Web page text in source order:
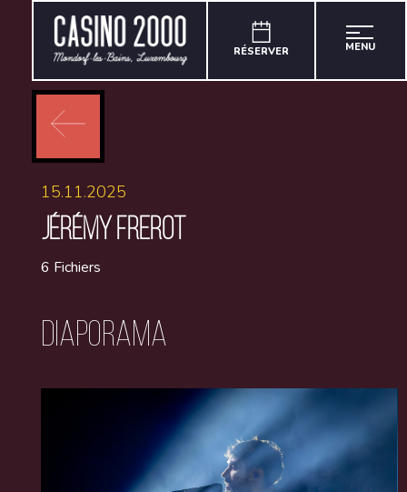
RÉSERVER MENU
15.11.2025
JÉRÉMY FREROT
6 Fichiers
Diaporama